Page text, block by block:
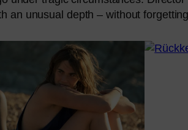
an unu­su­al depth – wit­hout